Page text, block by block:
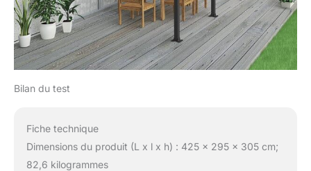
Bilan du test
Fiche technique
Dimensions du produit (L x l x h) : 425 x 295 x 305 cm;
82,6 kilogrammes